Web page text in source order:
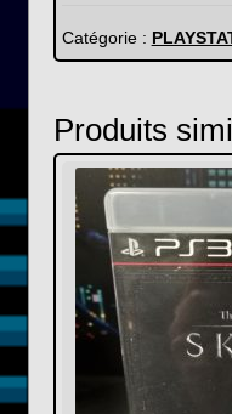
Catégorie :
Produits